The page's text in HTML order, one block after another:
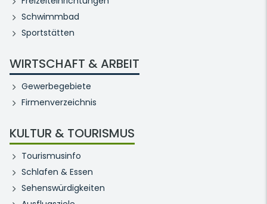
Schwimmbad
Sportstätten
WIRTSCHAFT & ARBEIT
Gewerbegebiete
Firmenverzeichnis
KULTUR & TOURISMUS
Tourismusinfo
Schlafen & Essen
Sehenswürdigkeiten